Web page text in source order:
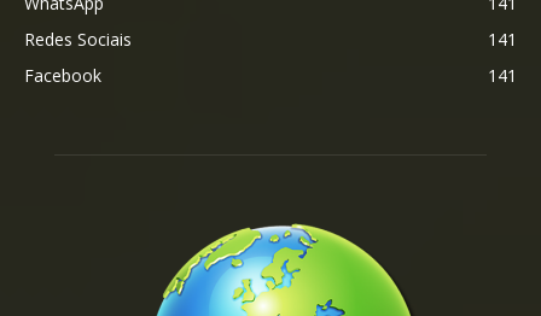
Redes Sociais
141
Facebook
141